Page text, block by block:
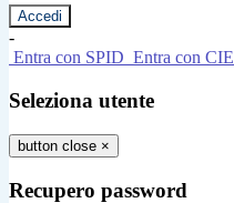
-
Entra con SPID Entra con CIE
Seleziona utente
button close ×
Recupero password